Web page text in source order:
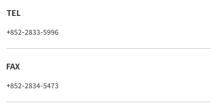
TEL
+852-2833-5996
FAX
+852-2834-5473